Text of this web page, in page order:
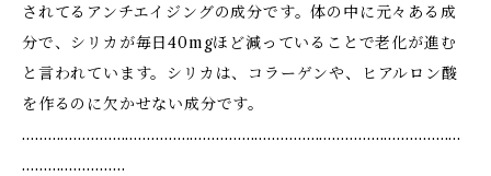
されてるアンチエイジングの成分です。体の中に元々ある成
分で、シリカが毎日40mgほど減っていることで老化が進む
と言われています。シリカは、コラーゲンや、ヒアルロン酸
を作るのに欠かせない成分です。
…………………………………………………………………………………………
……………………